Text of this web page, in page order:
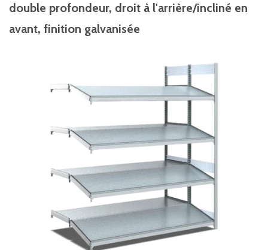
double profondeur, droit à l'arrière/incliné en
avant, finition galvanisée